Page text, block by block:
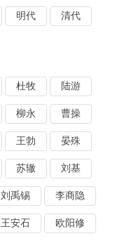
明代 清代
杜牧 陆游
柳永 曹操
王勃 晏殊
苏辙 刘基
刘禹锡 李商隐
王安石 欧阳修